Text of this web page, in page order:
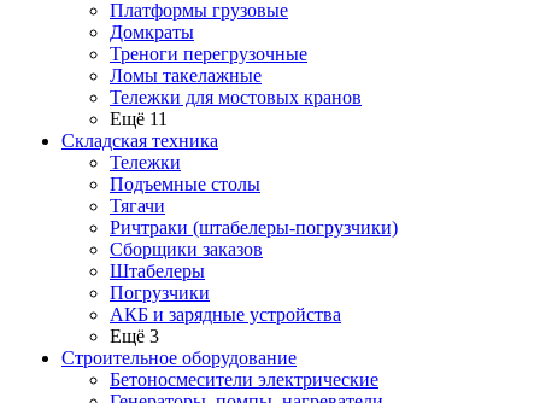
Платформы грузовые
Домкраты
Треноги перегрузочные
Ломы такелажные
Тележки для мостовых кранов
Ещё 11
Складская техника
Тележки
Подъемные столы
Тягачи
Ричтраки (штабелеры-погрузчики)
Сборщики заказов
Штабелеры
Погрузчики
АКБ и зарядные устройства
Ещё 3
Строительное оборудование
Бетоносмесители электрические